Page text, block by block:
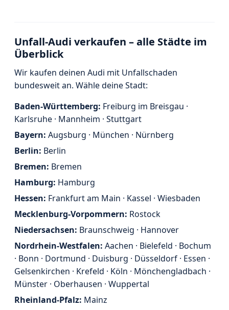
Unfall-Audi verkaufen – alle Städte im
Überblick
Wir kaufen deinen Audi mit Unfallschaden
bundesweit an. Wähle deine Stadt:
Baden-Württemberg: Freiburg im Breisgau ·
Karlsruhe · Mannheim · Stuttgart
Bayern: Augsburg · München · Nürnberg
Berlin: Berlin
Bremen: Bremen
Hamburg: Hamburg
Hessen: Frankfurt am Main · Kassel · Wiesbaden
Mecklenburg-Vorpommern: Rostock
Niedersachsen: Braunschweig · Hannover
Nordrhein-Westfalen: Aachen · Bielefeld · Bochum
· Bonn · Dortmund · Duisburg · Düsseldorf · Essen ·
Gelsenkirchen · Krefeld · Köln · Mönchengladbach ·
Münster · Oberhausen · Wuppertal
Rheinland-Pfalz: Mainz